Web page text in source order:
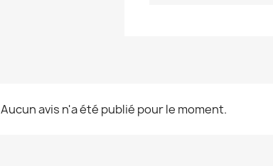
Aucun avis n'a été publié pour le moment.